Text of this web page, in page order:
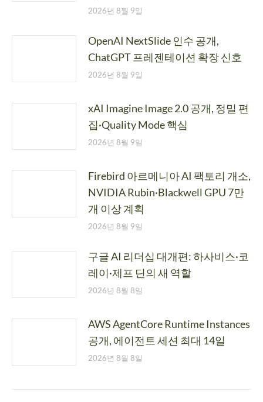
2026년 8월 9일
OpenAI NextSlide 인수 공개,
ChatGPT 프레젠테이션 확장 신호
2026년 8월 9일
xAI Imagine Image 2.0 공개, 정밀 편
집·Quality Mode 핵심
2026년 8월 9일
Firebird 아르메니아 AI 팩토리 개소,
NVIDIA Rubin·Blackwell GPU 7만
개 이상 계획
2026년 8월 9일
구글 AI 리더십 대개편: 하사비스·코
레이·제프 딘의 새 역할
2026년 8월 8일
AWS AgentCore Runtime Instances
공개, 에이전트 세션 최대 14일
2026년 8월 8일